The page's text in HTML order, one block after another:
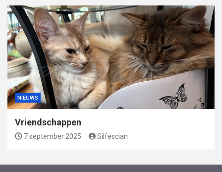
NIEUWS
Vriendschappen
7 september 2025 Silfescian